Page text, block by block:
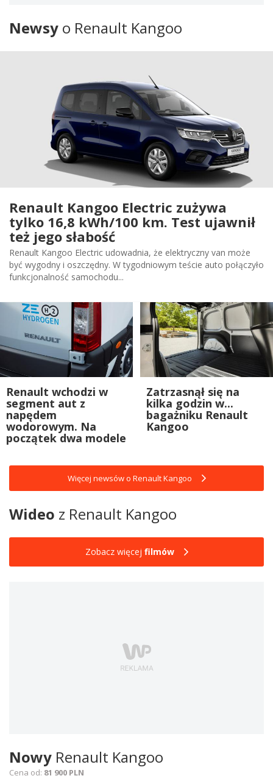
Newsy o Renault Kangoo
Renault Kangoo Electric zużywa
tylko 16,8 kWh/100 km. Test ujawnił
też jego słabość
Renault Kangoo Electric udowadnia, że elektryczny van może
być wygodny i oszczędny. W tygodniowym teście auto połączyło
funkcjonalność samochodu...
Renault wchodzi w
segment aut z
napędem
wodorowym. Na
początek dwa modele
Zatrzasnął się na
kilka godzin w...
bagażniku Renault
Kangoo
Więcej newsów o Renault Kangoo
Wideo z Renault Kangoo
Zobacz więcej filmów
Nowy Renault Kangoo
Cena od: 81 900 PLN